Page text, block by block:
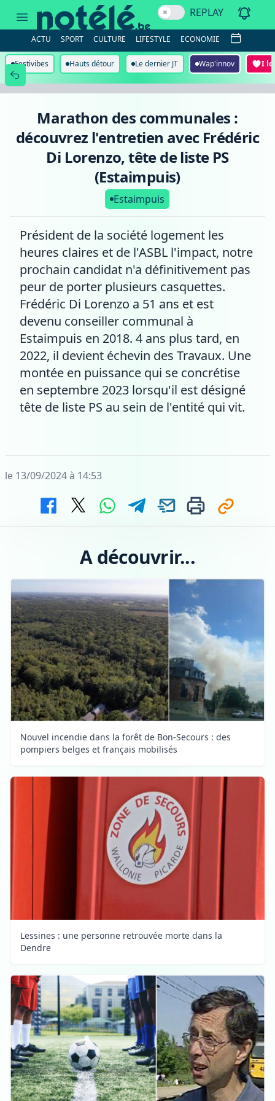
communales
découvrez
l'entretien
avec
Frédéric
Di
Lorenzo,
(Estaimpuis)
REPLAY
ACTU SPORT CULTURE LIFESTYLE ECONOMIE
Festivibes Hauts détour Le dernier JT Wap'innov I
Marathon des communales :
découvrez l'entretien avec Frédéric
Di Lorenzo, tête de liste PS
(Estaimpuis)
Estaimpuis
Président de la société logement les
heures claires et de l'ASBL l'impact, notre
prochain candidat n'a définitivement pas
peur de porter plusieurs casquettes.
Frédéric Di Lorenzo a 51 ans et est
devenu conseiller communal à
Estaimpuis en 2018. 4 ans plus tard, en
2022, il devient échevin des Travaux. Une
montée en puissance qui se concrétise
en septembre 2023 lorsqu'il est désigné
tête de liste PS au sein de l'entité qui vit.
le 13/09/2024 à 14:53
A découvrir...
Nouvel incendie dans la forêt de Bon-Secours : des
pompiers belges et français mobilisés
Lessines : une personne retrouvée morte dans la
Dendre